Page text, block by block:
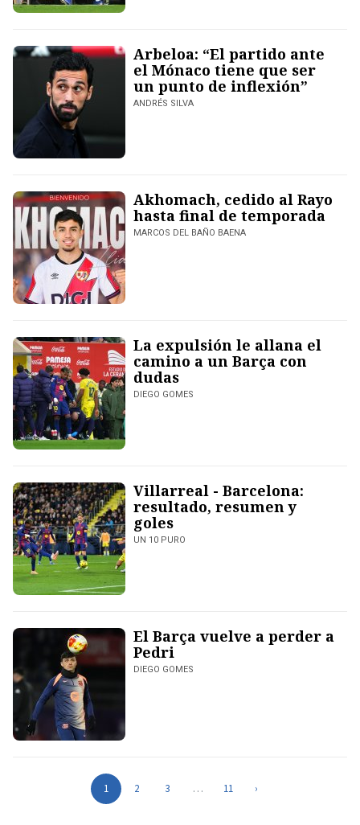
Arbeloa: “El partido ante
el Mónaco tiene que ser
un punto de inflexión”
ANDRÉS SILVA
Akhomach, cedido al Rayo
hasta final de temporada
MARCOS DEL BAÑO BAENA
La expulsión le allana el
camino a un Barça con
dudas
DIEGO GOMES
Villarreal - Barcelona:
resultado, resumen y
goles
UN 10 PURO
El Barça vuelve a perder a
Pedri
DIEGO GOMES
1 2 3 … 11 ›